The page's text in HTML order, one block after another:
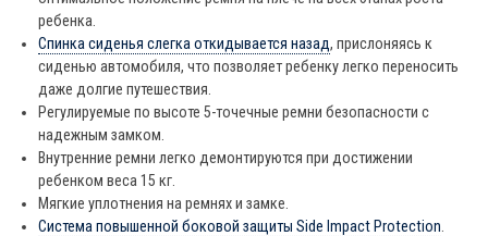
ребенка.
Спинка сиденья слегка откидывается назад, прислоняясь к
сиденью автомобиля, что позволяет ребенку легко переносить
даже долгие путешествия.
Регулируемые по высоте 5-точечные ремни безопасности с
надежным замком.
Внутренние ремни легко демонтируются при достижении
ребенком веса 15 кг.
Мягкие уплотнения на ремнях и замке.
Система повышенной боковой защиты Side Impact Protection.